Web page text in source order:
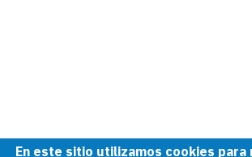
En este sitio utilizamos cookies